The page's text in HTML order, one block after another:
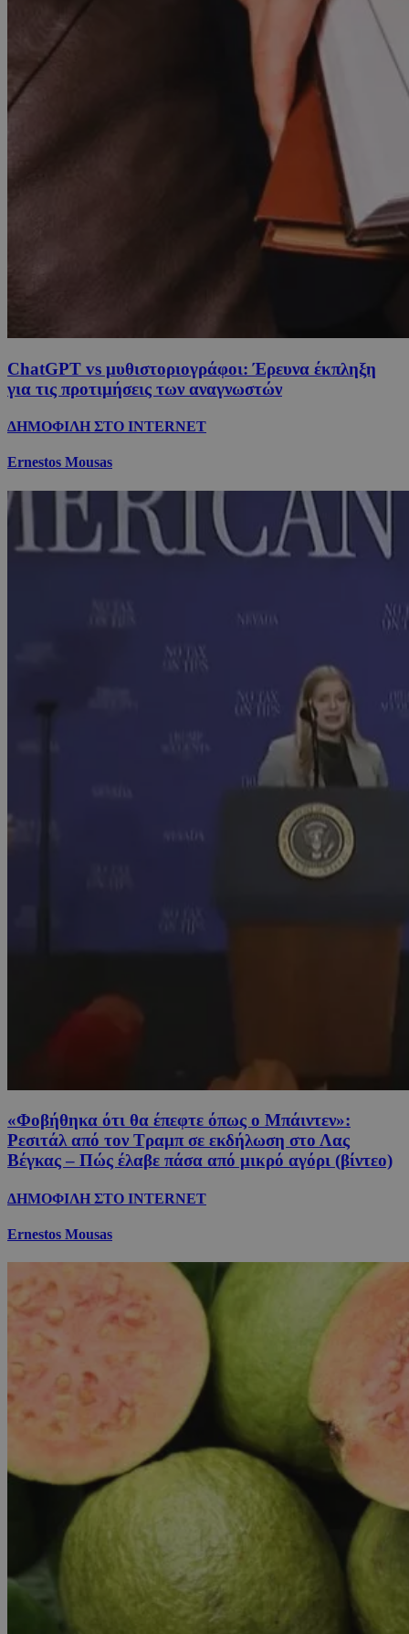
ChatGPT vs μυθιστοριογράφοι: Έρευνα έκπληξη
για τις προτιμήσεις των αναγνωστών
ΔΗΜΟΦΙΛΗ ΣΤΟ INTERNET
Ernestos Mousas
«Φοβήθηκα ότι θα έπεφτε όπως ο Μπάιντεν»:
Ρεσιτάλ από τον Τραμπ σε εκδήλωση στο Λας
Βέγκας – Πώς έλαβε πάσα από μικρό αγόρι (βίντεο)
ΔΗΜΟΦΙΛΗ ΣΤΟ INTERNET
Ernestos Mousas